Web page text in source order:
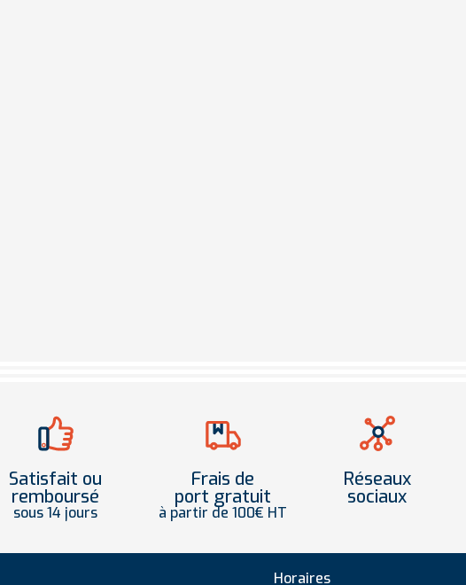
Satisfait ou
remboursé
sous 14 jours
Frais de
port gratuit
à partir de 100€ HT
Réseaux
sociaux
Horaires